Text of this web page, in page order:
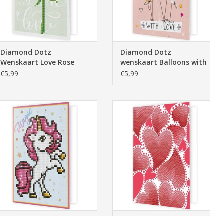
Diamond Dotz
Wenskaart Love Rose
€5,99
Diamond Dotz
wenskaart Balloons with
Love
€5,99
Diamond Dotz Wenskaart Magic
TOEVOEGEN AAN WINKELWAGEN
Diamond Dotz Wenskaart Hearts
Swirl
TOEVOEGEN AAN WINKELWAGEN